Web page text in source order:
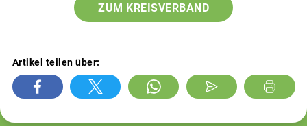
ZUM KREISVERBAND
Artikel teilen über: